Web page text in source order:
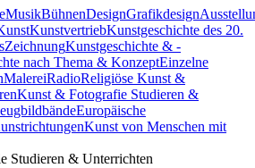
MusikBühnenDesignGrafikdesign
KunstvertriebKunstgeschichte des 20.
ZeichnungKunstgeschichte & -
nach Thema & KonzeptEinzelne
MalereiRadioReligiöse Kunst &
Kunst & Fotografie Studieren &
Europäische
Kunst von Menschen mit
Studieren & Unterrichten